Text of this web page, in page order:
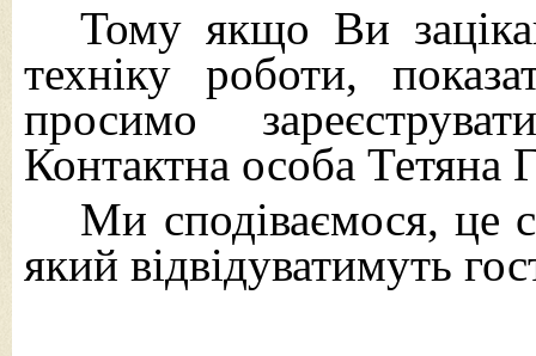
Тому якщо Ви
техніку роботи,
просимо
Контактна особа Тетяна
Ми сподіваємося, це
який відвідуватимуть